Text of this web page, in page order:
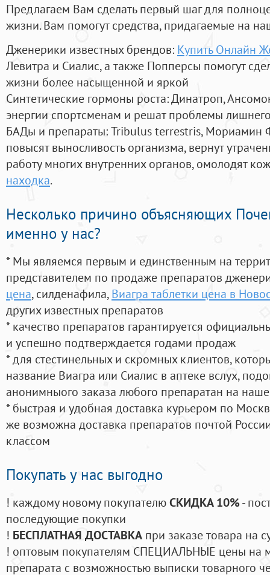
Предлагаем Вам сделать первый шаг для
жизни. Вам помогут средства, придагаемые на
Дженерики известных брендов: Купить Онлайн
Левитра и Сиалис, а также Попперсы помогут
жизни более насыщенной и яркой
Синтетические гормоны роста: Динатроп,
энергии спортсменам и решат проблемы
БАДы и препараты:Tribulus terrestris, Мориамин
повысят выносливость организма, вернут
работу многих внутренних органов, омолодят
находка.
Несколько причино объясняющих
именно у нас?
* Мы являемся первым и единственным на
представителем по продаже препаратов
цена, силденафила, Виагра таблетки цена в
других известных препаратов
* качество препаратов гарантируется
и успешно подтверждается годами продаж
* для стестинельных и скромных клиентов,
название Виагра или Сиалис в аптеке вслух,
анонимныого заказа любого препаратан на
* быстрая и удобная доставка курьером по
же возможна доставка препаратов почтой
классом
Покупать у нас выгодно
! каждому новому покупателюСКИДКА 10%-
последующие покупки
! БЕСПЛАТНАЯ ДОСТАВКА при заказе товара на
! оптовым покупателям СПЕЦИАЛЬНЫЕ цены на
препарата с возможностью выписки товарного